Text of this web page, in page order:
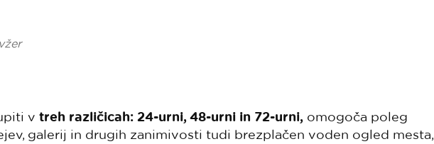
v treh različicah: 24-urni, 48-urni in 72-urni, omogoča poleg
galerij in drugih zanimivosti tudi brezplačen voden ogled mesta,